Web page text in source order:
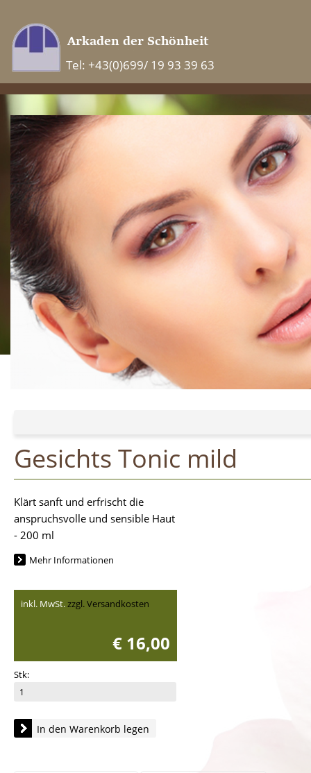
Tel: +43(0)699/ 19 93 39 63
Gesichts Tonic mild
Klärt sanft und erfrischt die
anspruchsvolle und sensible Haut
- 200 ml
Mehr Informationen
inkl. MwSt.zzgl. Versandkosten
€ 16,00
Stk:
In den Warenkorb legen